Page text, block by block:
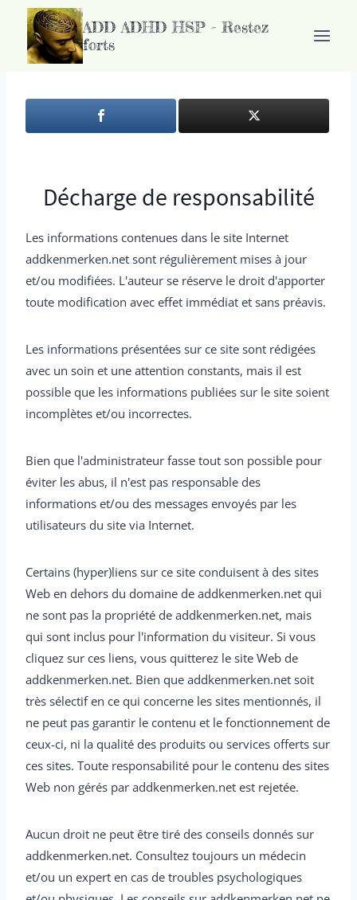
Passer
contenu
ADD ADHD HSP - Restez
forts
Décharge de responsabilité
Les informations contenues dans le site Internet
addkenmerken.net sont régulièrement mises à jour
et/ou modifiées. L'auteur se réserve le droit d'apporter
toute modification avec effet immédiat et sans préavis.
Les informations présentées sur ce site sont rédigées
avec un soin et une attention constants, mais il est
possible que les informations publiées sur le site soient
incomplètes et/ou incorrectes.
Bien que l'administrateur fasse tout son possible pour
éviter les abus, il n'est pas responsable des
informations et/ou des messages envoyés par les
utilisateurs du site via Internet.
Certains (hyper)liens sur ce site conduisent à des sites
Web en dehors du domaine de addkenmerken.net qui
ne sont pas la propriété de addkenmerken.net, mais
qui sont inclus pour l'information du visiteur. Si vous
cliquez sur ces liens, vous quitterez le site Web de
addkenmerken.net. Bien que addkenmerken.net soit
très sélectif en ce qui concerne les sites mentionnés, il
ne peut pas garantir le contenu et le fonctionnement de
ceux-ci, ni la qualité des produits ou services offerts sur
ces sites. Toute responsabilité pour le contenu des sites
Web non gérés par addkenmerken.net est rejetée.
Aucun droit ne peut être tiré des conseils donnés sur
addkenmerken.net. Consultez toujours un médecin
et/ou un expert en cas de troubles psychologiques